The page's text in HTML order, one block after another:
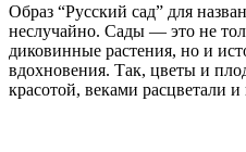
Образ “Русский сад” для
неслучайно. Сады — это не
диковинные растения, но и
вдохновения. Так, цветы и
красотой, веками расцветали